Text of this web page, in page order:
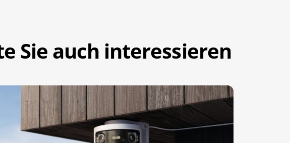
Sie auch interessieren